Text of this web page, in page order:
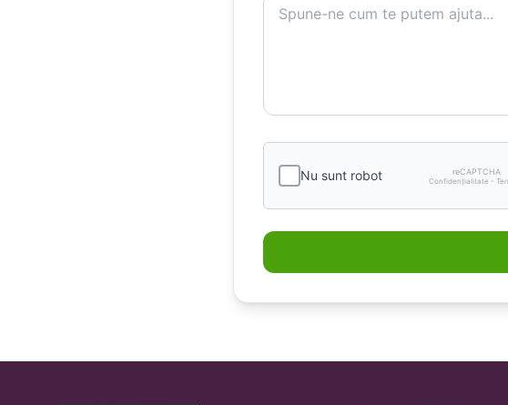
Nu sunt robot reCAPTCHA
Confidențialitate -